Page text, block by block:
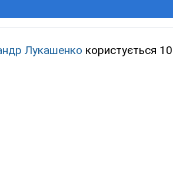
Лукашенко користується 10